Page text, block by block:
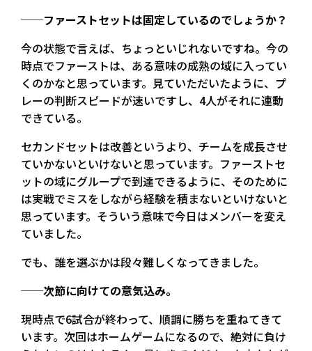
──ファーストセットは固定しているのでしょうか？
今の状態で言えば、ちょっといじれないですね。今の
時点でファーストは、ある意味の成熟の域に入ってい
くのかなと思っています。見ていただいたように、プ
レーの判断スピードが速いですし、4人がそれに連動
できている。
セカンドセットは改善というより、チームを成長させ
ていかないといけないと思っています。ファーストセ
ットの域にグループで到達できるように、そのために
は実戦でミスをしながら経験を積まないといけないと
思っています。そういう意味で今日はメンバーを変え
ていました。
でも、誰を選ぶかは段々難しくなってきました。
──次節に向けての意気込み。
現時点で6試合が終わって、順調に勝ちを重ねてきて
います。次回はホームゲームになるので、絶対に負け